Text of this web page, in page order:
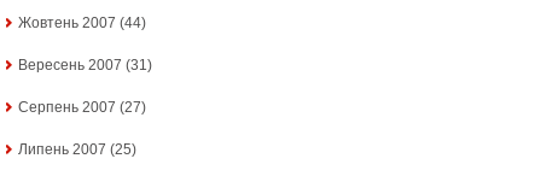
Жовтень 2007 (44)
Вересень 2007 (31)
Серпень 2007 (27)
Липень 2007 (25)